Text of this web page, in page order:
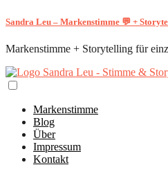
Sandra Leu – Markenstimme 💬 +
Markenstimme + Storytelling für
Markenstimme
Blog
Über
Impressum
Kontakt